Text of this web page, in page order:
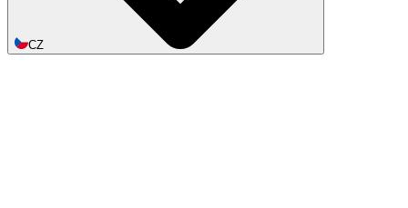
CZ